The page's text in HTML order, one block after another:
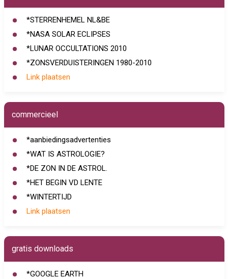
*STERRENHEMEL NL&BE
*NASA SOLAR ECLIPSES
*LUNAR OCCULTATIONS 2010
*ZONSVERDUISTERINGEN 1980-2010
Link plaatsen
commercieel
*aanbiedingsadvertenties
*WAT IS ASTROLOGIE?
*DE ZON IN DE ASTROL.
*HET BEGIN VD LENTE
*WINTERTIJD
Link plaatsen
gratis downloads
*GOOGLE EARTH